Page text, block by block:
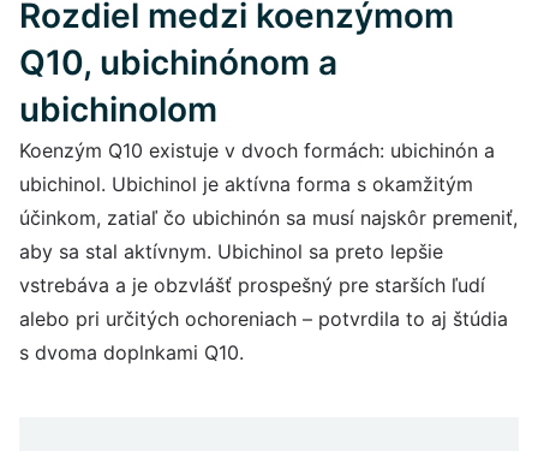
Rozdiel medzi koenzýmom
Q10, ubichinónom a
ubichinolom
Koenzým Q10 existuje v dvoch formách: ubichinón a
ubichinol. Ubichinol je aktívna forma s okamžitým
účinkom, zatiaľ čo ubichinón sa musí najskôr premeniť,
aby sa stal aktívnym. Ubichinol sa preto lepšie
vstrebáva a je obzvlášť prospešný pre starších ľudí
alebo pri určitých ochoreniach – potvrdila to aj štúdia
s dvoma doplnkami Q10.